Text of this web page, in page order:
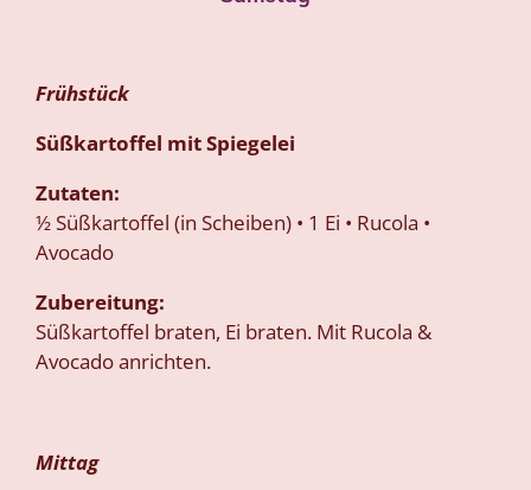
Frühstück
Süßkartoffel mit Spiegelei
Zutaten:
½ Süßkartoffel (in Scheiben) • 1 Ei • Rucola •
Avocado
Zubereitung:
Süßkartoffel braten, Ei braten. Mit Rucola &
Avocado anrichten.
Mittag